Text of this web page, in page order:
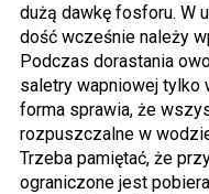
dużą dawkę fosforu. W
dość wcześnie należy
Podczas dorastania
saletry wapniowej tylko
forma sprawia, że
rozpuszczalne w
Trzeba pamiętać, że
ograniczone jest